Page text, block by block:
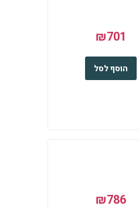
₪701
הוסף לסל
₪786